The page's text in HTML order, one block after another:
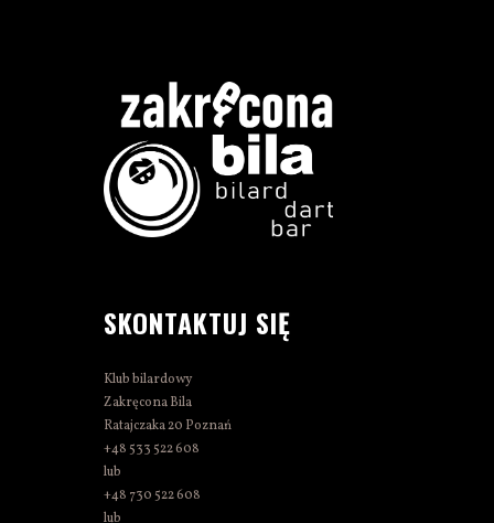
SKONTAKTUJ SIĘ
Klub bilardowy
Zakręcona Bila
Ratajczaka 20 Poznań
+48 533 522 608
lub
+48 730 522 608
lub